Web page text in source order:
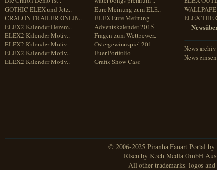
GOTHIC ELEX und Jetz..
CRALON TRAILER ONLIN..
ELEX2 Kalender Dezem..
ELEX2 Kalender Motiv..
ELEX2 Kalender Motiv..
ELEX2 Kalender Motiv..
ELEX2 Kalender Motiv..
Eure Meinung zum ELE..
ELEX Eure Meinung
Adventskalender 2015
Fragen zum Wettbewer..
Ostergewinnspiel 201..
Euer Portfolio
Grafik Show Case
ELEX THE
News archiv
News
© 2006-2025 Piranha Fanart Portal
Risen by Koch Media GmbH
All other trademarks, logos